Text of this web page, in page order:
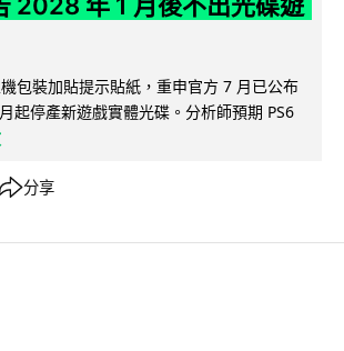
包裝加貼提示貼紙，重申官方 7 月已公布
起停產新遊戲實體光碟。分析師預期 PS6
分享